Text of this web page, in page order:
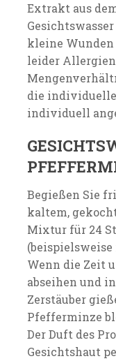
Extrakt aus
kleine Wunden
leider
die
individuell
Begießen Sie
kaltem,
Mixtur für 24
Wenn die Zeit
abseihen und
Zerstäuber
Pfefferminze
Der Duft des
Gesichtshaut